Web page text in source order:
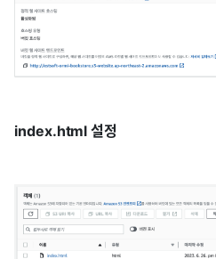
index.html 설정